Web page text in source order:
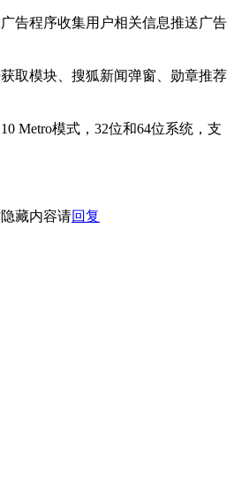
告程序收集用户相关信息推送广告
取模块、搜狐新闻弹窗、勋章推荐
Metro模式，32位和64位系统，支
藏内容请回复